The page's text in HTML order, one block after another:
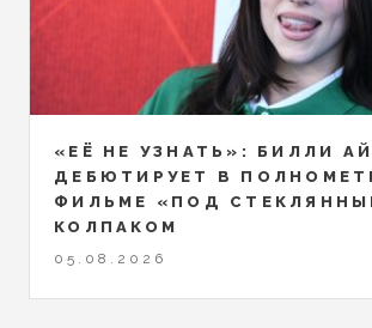
«ЕЁ НЕ УЗНАТЬ»: БИЛЛИ
ДЕБЮТИРУЕТ В
ФИЛЬМЕ «ПОД
КОЛПАКОМ
05.08.2026